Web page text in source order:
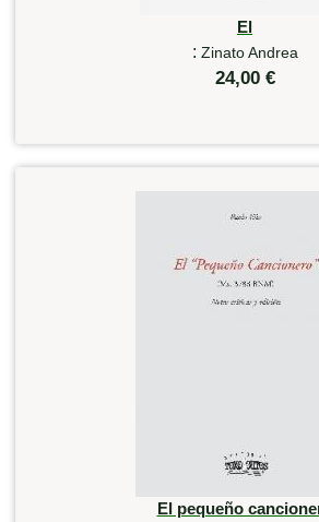
El
: Zinato Andrea
24,00 €
El pequeño